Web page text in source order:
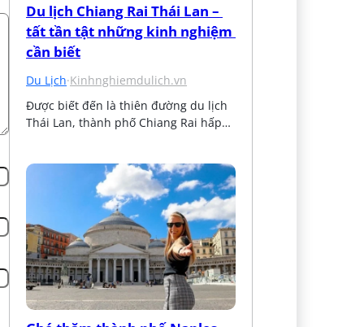
Du lịch Chiang Rai Thái Lan –
tất tần tật những kinh nghiệm
cần biết
Du Lịch·Kinhnghiemdulich.vn
Được biết đến là thiên đường du lịch
Thái Lan, thành phố Chiang Rai hấp…